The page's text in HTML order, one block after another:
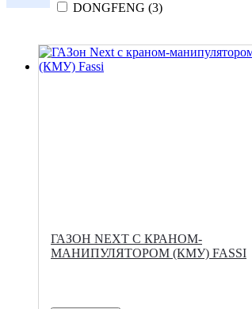
DONGFENG (3)
ГАЗОН NEXT С КРАНОМ-
МАНИПУЛЯТОРОМ (КМУ) FASSI